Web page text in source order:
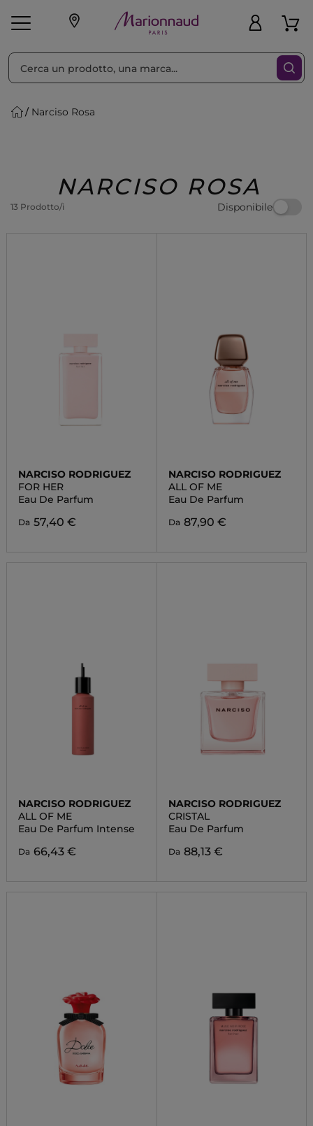
Make-up
Regalo
Narciso Rosa
NARCISO ROSA
13 Prodotto/i Disponibile
Ordina per Filtra
NARCISO RODRIGUEZ
FOR HER
Eau De Parfum
Da 57,40 €
NARCISO RODRIGUEZ
ALL OF ME
Eau De Parfum
Da 87,90 €
NARCISO RODRIGUEZ
ALL OF ME
Eau De Parfum Intense
Da 66,43 €
NARCISO RODRIGUEZ
CRISTAL
Eau De Parfum
Da 88,13 €